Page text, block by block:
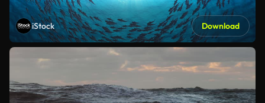
iStock Download